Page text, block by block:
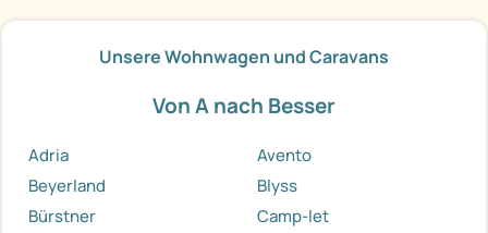
Unsere Wohnwagen und Caravans
Von A nach Besser
Adria
Avento
Beyerland
Blyss
Bürstner
Camp-let